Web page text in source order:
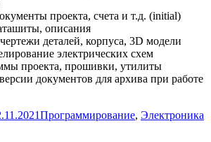
проекта, счета и т.д. (initial)
описания
деталей, корпуса, 3D модели
электрических схем
проекта, прошивки, утилиты
документов для архива при работе
Рубрики
Программирование, Электроника